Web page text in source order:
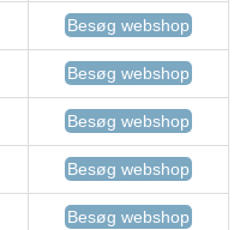
Besøg webshop
Besøg webshop
Besøg webshop
Besøg webshop
Besøg webshop